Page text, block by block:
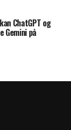
ChatGPT og
på